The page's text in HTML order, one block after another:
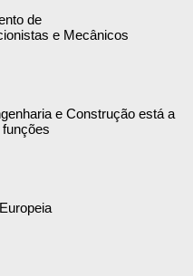
de
e Mecânicos
e Construção está a